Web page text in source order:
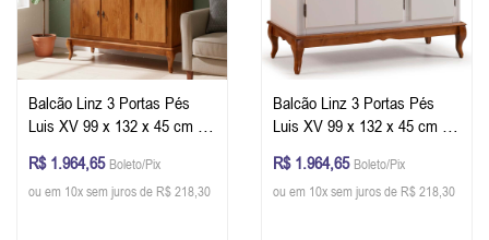
Balcão Linz 3 Portas Pés
Luis XV 99 x 132 x 45 cm (A
R$ 1.964,65 Boleto/Pix
ou em 10x sem juros de R$ 218,30
Balcão Linz 3 Portas Pés
Luis XV 99 x 132 x 45 cm (A
Imbuia Glazer
R$ 1.964,65 Boleto/Pix
ou em 10x sem juros de R$ 218,30